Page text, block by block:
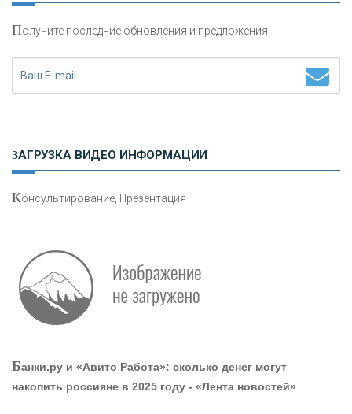
Работа мечты. Что банки делают для того, чтобы
привлечь и удержать персонал - «Интервью»
Получите последние обновления и предложения.
ЗАГРУЗКА ВИДЕО ИНФОРМАЦИИ
Консультирование, Презентация
Банки.ру и «Авито Работа»: сколько денег могут
накопить россияне в 2025 году - «Лента новостей»